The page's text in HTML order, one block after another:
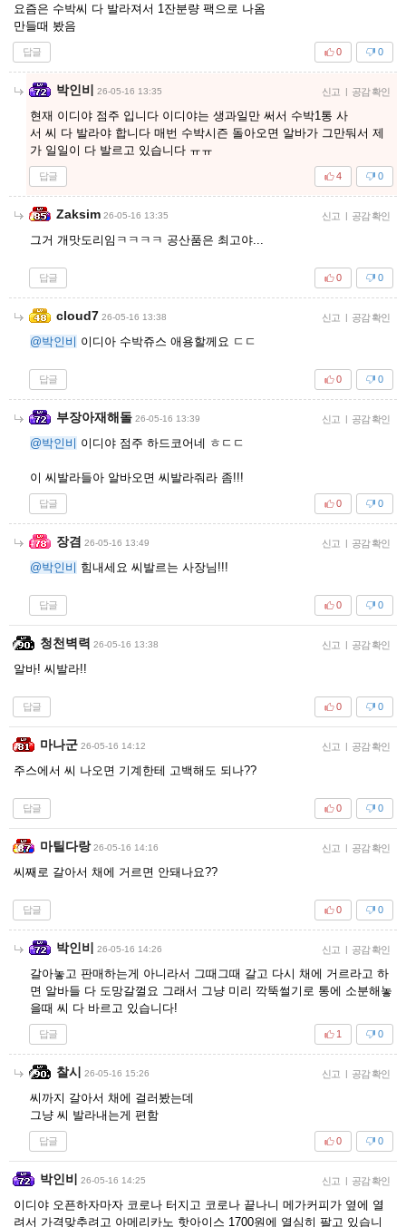
요즘은 수박씨 다 발라져서 1잔분량 팩으로 나옴
만들때 봤음
답글 0
0
박인비 26-05-16 13:35 신고 | 공감 확인
현재 이디야 점주 입니다 이디야는 생과일만 써서 수박1통 사
서 씨 다 발라야 합니다 매번 수박시즌 돌아오면 알바가 그만둬서 제
가 일일이 다 발르고 있습니다 ㅠㅠ
답글 0
4
Zaksim 26-05-16 13:35 신고 | 공감 확인
그거 개맛도리임ㅋㅋㅋㅋ 공산품은 최고야...
답글 0
0
cloud7 26-05-16 13:38 신고 | 공감 확인
@박인비 이디아 수박쥬스 애용할께요 ㄷㄷ
답글 0
0
부장아재해돌 26-05-16 13:39 신고 | 공감 확인
@박인비 이디야 점주 하드코어네 ㅎㄷㄷ
이 씨발라들아 알바오면 씨발라줘라 좀!!!
답글 0
0
장겸 26-05-16 13:49 신고 | 공감 확인
@박인비 힘내세요 씨발르는 사장님!!!
답글 0
0
청천벽력 26-05-16 13:38 신고 | 공감 확인
알바! 씨발라!!
답글 0
0
마나군 26-05-16 14:12 신고 | 공감 확인
주스에서 씨 나오면 기계한테 고백해도 되나??
답글 0
0
마틸다랑 26-05-16 14:16 신고 | 공감 확인
씨째로 갈아서 채에 거르면 안돼나요??
답글 0
0
박인비 26-05-16 14:26 신고 | 공감 확인
갈아놓고 판매하는게 아니라서 그때그때 갈고 다시 채에 거르라고 하
면 알바들 다 도망갈껄요 그래서 그냥 미리 깍뚝썰기로 통에 소분해놓
을때 씨 다 바르고 있습니다!
답글 0
1
찰시 26-05-16 15:26 신고 | 공감 확인
씨까지 갈아서 채에 걸러봤는데
그냥 씨 발라내는게 편함
답글 0
0
박인비 26-05-16 14:25 신고 | 공감 확인
이디야 오픈하자마자 코로나 터지고 코로나 끝나니 메가커피가 옆에 열
려서 가격맞추려고 아메리카노 핫아이스 1700원에 열심히 팔고 있습니